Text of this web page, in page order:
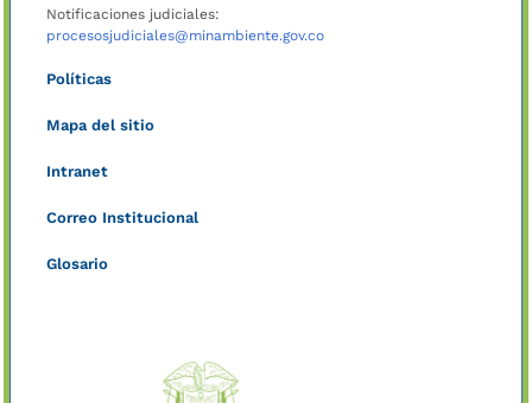
Notificaciones judiciales:
procesosjudiciales@minambiente.gov.co
Políticas
Mapa del sitio
Intranet
Correo Institucional
Glosario